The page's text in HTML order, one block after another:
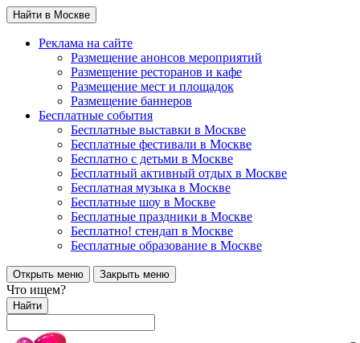
Найти в Москве
Реклама на сайте
Размещение анонсов мероприятий
Размещение ресторанов и кафе
Размещение мест и площадок
Размещение баннеров
Бесплатные события
Бесплатные выставки в Москве
Бесплатные фестивали в Москве
Бесплатно с детьми в Москве
Бесплатный активный отдых в Москве
Бесплатная музыка в Москве
Бесплатные шоу в Москве
Бесплатные праздники в Москве
Бесплатно! стендап в Москве
Бесплатные образование в Москве
Открыть меню Закрыть меню
Что ищем?
Найти